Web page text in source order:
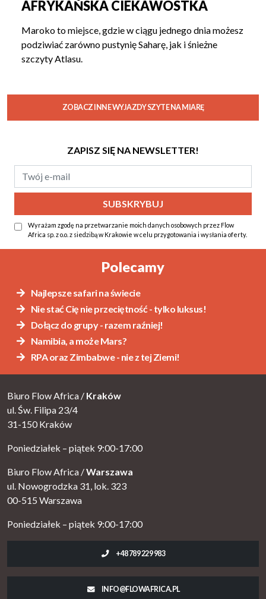
AFRYKAŃSKA CIEKAWOSTKA
Maroko to miejsce, gdzie w ciągu jednego dnia możesz
podziwiać zarówno pustynię Saharę, jak i śnieżne
szczyty Atlasu.
ZOBACZ INNE WYJAZDY SZYTE NA MIARĘ
ZAPISZ SIĘ NA NEWSLETTER!
Wyrażam zgodę na przetwarzanie moich danych osobowych przez Flow
Africa sp. z o.o. z siedzibą w Krakowie w celu przygotowania i wysłania oferty.
Alternative:
Polecamy
Najlepsze safari na świecie
Nie stać Cię nie przeciętność - tylko luksus!
Dołącz do grupy - razem raźniej!
Namibia, a może Mars?
RPA oraz Zimbabwe - nie z tej Ziemi!
Biuro Flow Africa / Kraków
ul. Św. Filipa 23/4
31-150 Kraków
Poniedziałek – piątek 9:00-17:00
Biuro Flow Africa /Warszawa
ul. Nowogrodzka 31, lok. 323
00-515 Warszawa
Poniedziałek – piątek 9:00-17:00
+48 789 229 983
INFO@FLOWAFRICA.PL